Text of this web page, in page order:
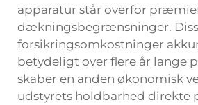
apparatur står overfor
dækningsbegrænsninger.
forsikringsomkostninger
betydeligt over flere år lange
skaber en anden økonomisk
udstyrets holdbarhed direkte